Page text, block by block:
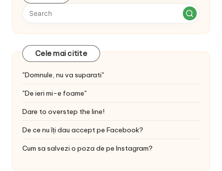
Cele mai citite
"Domnule, nu va suparati"
"De ieri mi-e foame"
Dare to overstep the line!
De ce nu îți dau accept pe Facebook?
Cum sa salvezi o poza de pe Instagram?